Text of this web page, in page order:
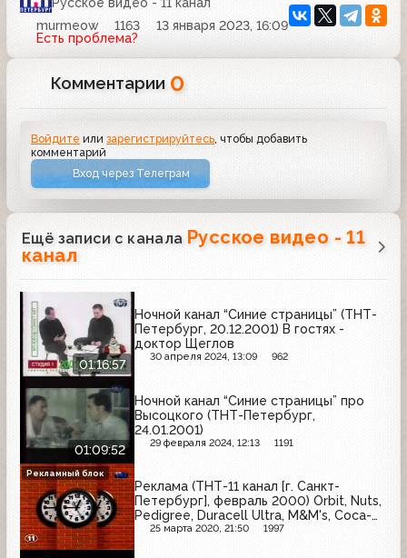
murmeow
1163
13 января 2023, 16:09
Есть проблема?
Комментарии 0
Войдите илизарегистрируйтесь , чтобы добавить
комментарий
Вход через Телеграм
Ещё записи с канала Русское видео - 11
канал
01:16:57
Ночной канал “Синие страницы” (ТНТ-
Петербург, 20.12.2001) В гостях -
доктор Щеглов
30 апреля 2024, 13:09 962
01:09:52
Ночной канал “Синие страницы” про
Высоцкого (ТНТ-Петербург,
24.01.2001)
29 февраля 2024, 12:13 1191
Реклама (ТНТ-11 канал [г. Санкт-
Петербург], февраль 2000) Orbit, Nuts,
Pedigree, Duracell Ultra, M&M's, Coca-
Cola, Passion, Альтернатива Синицы,
25 марта 2020, 21:50 1997
Рекламный блок